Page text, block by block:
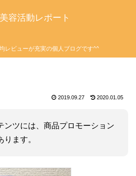
容活動レポート
レビューが充実の個人ブログです^^
2019.09.27 2020.01.05
ツには、商品プロモーション
ます。